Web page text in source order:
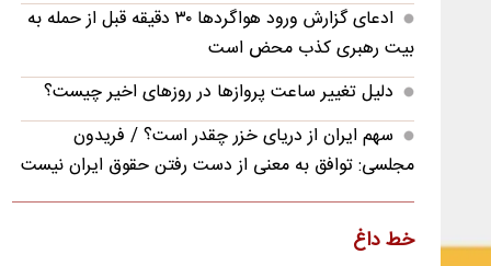
ادعای گزارش ورود هواگردها ٣٠ دقیقه قبل از حمله به
بیت رهبری کذب محض است
دلیل تغییر ساعت پروازها در روزهای اخیر چیست؟
سهم ایران از دریای خزر چقدر است؟ / فریدون
مجلسی: توافق به معنی از دست رفتن حقوق ایران نیست
رونمایی از واکسن بومی «آنگارا» و طرح ژن‌درمانی و
ویروس‌درمانی سرطان‌های صعب‌العلاج
خط داغ